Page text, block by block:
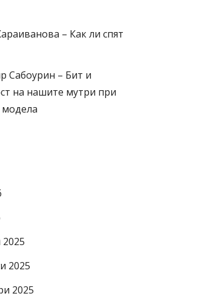
– Как ли спят
Сабоурин – Бит и
на нашите мутри при
модела
2025
2025